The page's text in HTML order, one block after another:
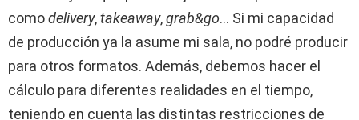
comodelivery,takeaway,grab&go… Si mi capacidad
de producción ya la asume mi sala, no podré producir
para otros formatos. Además, debemos hacer el
cálculo para diferentes realidades en el tiempo,
teniendo en cuenta las distintas restricciones de